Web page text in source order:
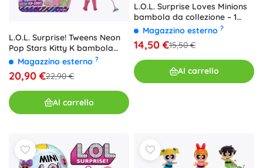
L.O.L. Surprise! Tweens Neon
Pop Stars Kitty K bambola
con sorpresa UV
Magazzino esterno ?
20,90 €22,90 €
Al carrello
L.O.L. Surprise Loves Minions
bambola da collezione – 1
pezzo
Magazzino esterno ?
14,50 €15,50 €
Al carrello